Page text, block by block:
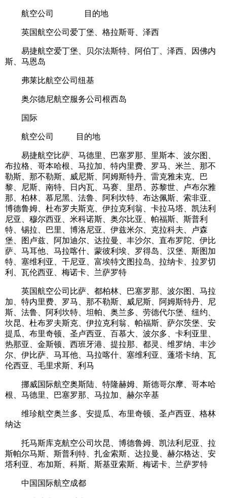
航空公司 目的地
英国航空公司爱丁堡、格拉斯哥、泽西
易捷航空爱丁堡、贝尔法斯特、阿伯丁、泽西、因佛内
斯、马恩岛
弗莱比航空公司纽基
奥尔德尼航空服务公司根西岛
国际
航空公司 目的地
易捷航空比萨、马德里、巴塞罗那、里斯本、波尔图、
布拉格、哥本哈根、马拉加、特内里费、罗马、米兰、那不
勒斯、那不勒斯、威尼斯、阿姆斯特丹、雷克雅未克、巴
黎、尼斯、南特、日内瓦、马赛、里昂、苏黎世、卢布尔雅
那、柏林、慕尼黑、法鲁、阿利坎特、布达佩斯、索非亚、
博德鲁姆、杜布罗夫斯克、伊拉克利翁、卡拉马塔、凯法利
尼亚、穆尔西亚、米科诺斯、奥尔比亚、帕福斯、斯普利
特、锡拉、巴里、博洛尼亚、伊兹米尔、克拉科夫、卢森
堡、图卢兹、阿加迪尔、达拉曼、丰沙尔、直布罗陀、伊比
萨、马耳他、马拉喀什、蒙彼利埃、罗得岛、汉堡、斯图加
特、塞维利亚、干尼亚、富埃特文图拉岛、拉纳卡、拉罗切
利、瓦伦西亚、梅诺卡、兰萨罗特
英国航空公司比萨、都柏林、巴塞罗那、波尔图、马拉
加、特内里费、罗马、那不勒斯、威尼斯、阿姆斯特丹、尼
斯、法鲁、阿利坎特、坦帕、奥兰多、劳德代尓堡、纽约、
坎昆、杜布罗夫斯克、伊拉克利翁、帕福斯、萨尔茨堡、安
提瓜、布里奇顿、圣卢西亚、百慕大、波尔多、卡利亚里、
热那亚、金斯顿、西班牙港、提拉那、都灵、维罗纳、丰沙
尔、伊比萨、马耳他、马拉喀什、塞维利亚、蓬塔卡纳、瓦
伦西亚、毛里求斯、利马
挪威国际航空奥斯陆、特隆赫姆、斯德哥尔摩、哥本哈
根、马德里、巴塞罗那、马拉加、赫尔辛基
维珍航空奥兰多、安提瓜、布里奇顿、圣卢西亚、格林
纳达
托马斯库克航空公司坎昆、博德鲁姆、凯法利尼亚、拉
斯帕尔马斯、斯普利特、扎金索斯、达拉曼、赫尔格达、安
塔利亚、布加斯、科斯、斯基亚索斯、梅诺卡、兰萨罗特
中国国际航空成都